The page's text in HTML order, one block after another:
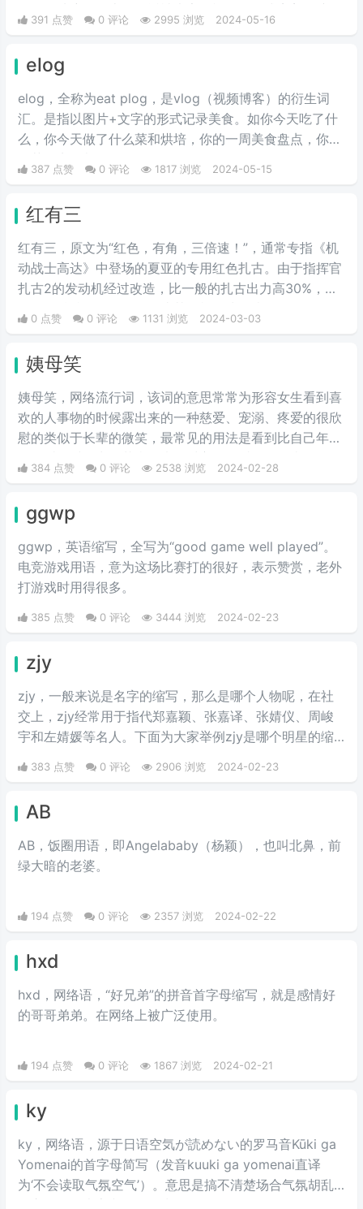
员。在地府报道上，最近被大家用视频的形式完美的演绎
了出来。
391 点赞 0 评论 2995 浏览 2024-05-16
elog
elog，全称为eat plog，是vlog（视频博客）的衍生词
汇。是指以图片+文字的形式记录美食。如你今天吃了什
么，你今天做了什么菜和烘培，你的一周美食盘点，你的
奶茶盘点，都值得记录。
387 点赞 0 评论 1817 浏览 2024-05-15
红有三
红有三，原文为“红色，有角，三倍速！”，通常专指《机
动战士高达》中登场的夏亚的专用红色扎古。由于指挥官
扎古2的发动机经过改造，比一般的扎古出力高30%，在
三倍速也被看作是夏亚登场的象征。
0 点赞 0 评论 1131 浏览 2024-03-03
姨母笑
姨母笑，网络流行词，该词的意思常常为形容女生看到喜
欢的人事物的时候露出来的一种慈爱、宠溺、疼爱的很欣
慰的类似于长辈的微笑，最常见的用法是看到比自己年轻
的男爱豆时露出的花痴笑来，对方很可爱很招人喜欢。简
单说来就是当花痴女‌‌‌‌‌‌生看到小鲜肉爱豆时露出的贪婪宠
年长。
384 点赞 0 评论 2538 浏览 2024-02-28
ggwp
ggwp，英‌‌‌‌‌‌‌‌‌‌‌语缩写，全写为“good game well played”。
电竞游戏用语，意为这场比赛打的很好，表示赞赏，老外
打游戏时用得很多。
385 点赞 0 评论 3444 浏览 2024-02-23
zjy
zjy，一般来说是名字的缩写，那么是哪个人物呢，在社
交上，zjy经常用于指代郑嘉颖、张嘉译、张婧仪、周峻
宇和左婧媛等名人。下面为大家举例zjy是哪个明星的缩
383 点赞 0 评论 2906 浏览 2024-02-23
AB
AB，饭圈用语，即Angelababy（杨颖），也叫北鼻，前
绿大暗的老婆。​
194 点赞 0 评论 2357 浏览 2024-02-22
hxd
hxd，网络语，“好兄弟”的拼音首字母缩写，就是感情好
的哥哥弟弟。在网络上被广泛使用。
194 点赞 0 评论 1867 浏览 2024-02-21
ky
ky，网络语，源于日语空気が読めない的罗马音Kūki ga
Yomenai的首字母简写（发音kuuki ga yomenai直译
为‘不会读取气氛空气’）。意思是搞不清楚场合气氛胡乱
发言而扫了大家兴致的行为。